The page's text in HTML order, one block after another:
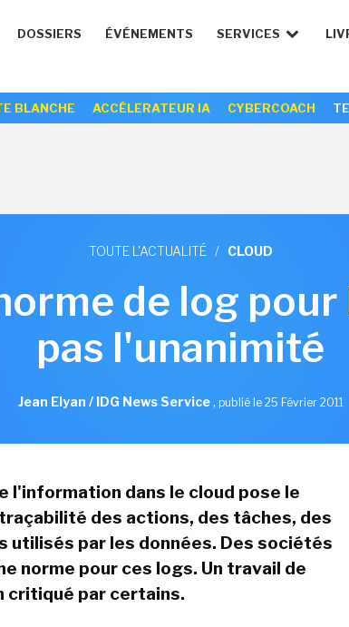
DOSSIERS ÉVÉNEMENTS SERVICES
BLANCHE ACCÉLERATEUR IA CYBERCOACH
TOUTE L'ACTUALITÉ / CLOUD
de log
pas l'unanimité
Jean Elyan / IDG News Service, publié le 25 Février 2011
l'information dans le cloud pose le
des actions, des tâches, des
utilisés par les données. Des sociétés
norme pour ces logs. Un travail de
critiqué par certains.